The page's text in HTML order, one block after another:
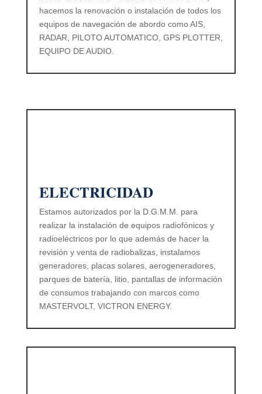
hacemos la renovación o instalación de todos los
equipos de navegación de abordo como AIS,
RADAR, PILOTO AUTOMATICO, GPS PLOTTER,
EQUIPO DE AUDIO.
ELECTRICIDAD
Estamos autorizados por la D.G.M.M. para
realizar la instalación de equipos radiofónicos y
radioeléctricos por lo que además de hacer la
revisión y venta de radiobalizas, instalamos
generadores, placas solares, aerogeneradores,
parques de batería, litio, pantallas de información
de consumos trabajando con marcos como
MASTERVOLT, VICTRON ENERGY.